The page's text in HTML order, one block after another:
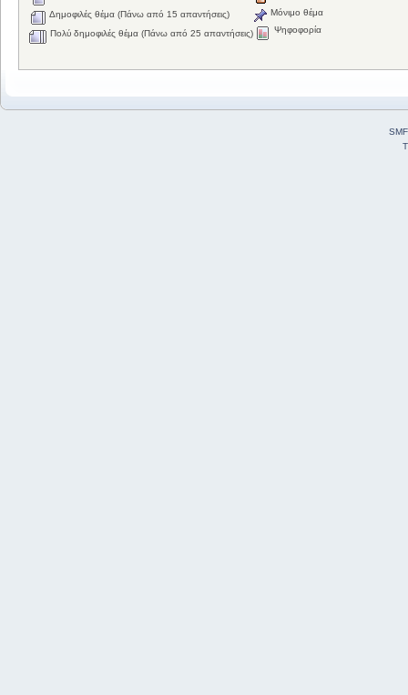
Δημοφιλές θέμα (Πάνω από 15 απαντήσεις)
Πολύ δημοφιλές θέμα (Πάνω από 25 απαντήσεις)
Μόνιμο θέμα
Ψηφοφορία